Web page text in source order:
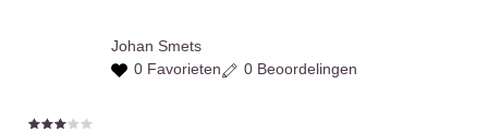
Johan Smets
0 Favorieten
0 Beoordelingen